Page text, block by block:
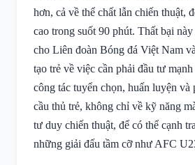
hơn, cả về thể chất lẫn chiến thuật,
cao trong suốt 90 phút. Thất bại
cho Liên đoàn Bóng đá Việt Nam
tạo trẻ về việc cần phải đầu tư
công tác tuyển chọn, huấn luyện và
cầu thủ trẻ, không chỉ về kỹ năng
tư duy chiến thuật, để có thể cạnh
những giải đấu tầm cỡ như AFC